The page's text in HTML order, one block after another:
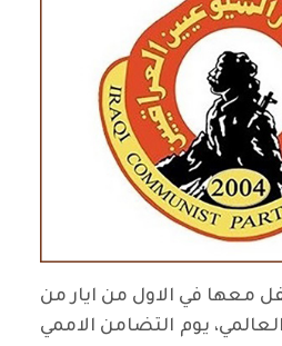
معها في الاول من ايار من
يوم التضامن الاممي